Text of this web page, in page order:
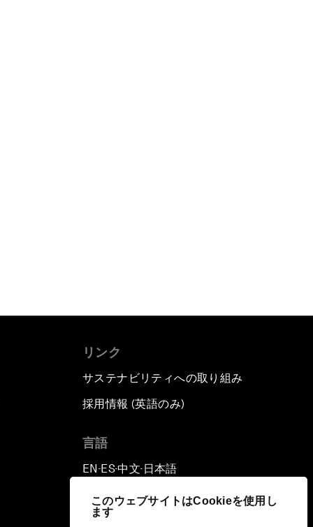
このウェブサイトはCookieを使用し
ます
リンク
サステナビリティへの取り組み
採用情報 (英語のみ)
言語
EN ▪ ES▪中文▪ 日本語